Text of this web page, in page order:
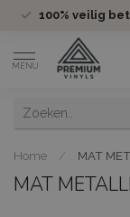
100% veilig
MENU
Home / MAT
MAT